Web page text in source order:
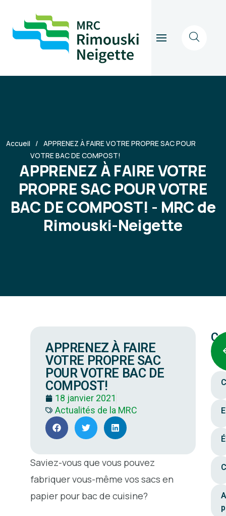
Accueil
APPRENEZ À FAIRE VOTRE PROPRE SAC POUR
VOTRE BAC DE COMPOST!
APPRENEZ À FAIRE VOTRE
PROPRE SAC POUR VOTRE
BAC DE COMPOST! - MRC de
Rimouski-Neigette
APPRENEZ À FAIRE
VOTRE PROPRE SAC
POUR VOTRE BAC DE
COMPOST!
18 janvier 2021
Actualités de la MRC
Saviez-vous que vous pouvez
fabriquer vous-même vos sacs en
papier pour bac de cuisine?